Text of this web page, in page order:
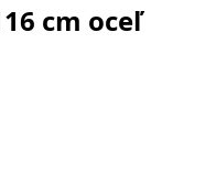
cm oceľ